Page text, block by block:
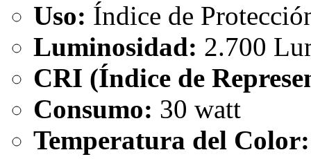
Uso: Índice de
Luminosidad: 2.700
CRI (Índice de
Consumo: 30 watt
Temperatura del Color: